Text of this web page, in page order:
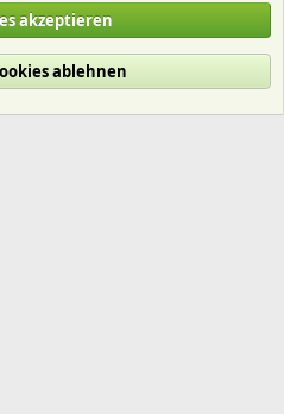
Hilfe und Impressum
akzeptieren
ablehnen